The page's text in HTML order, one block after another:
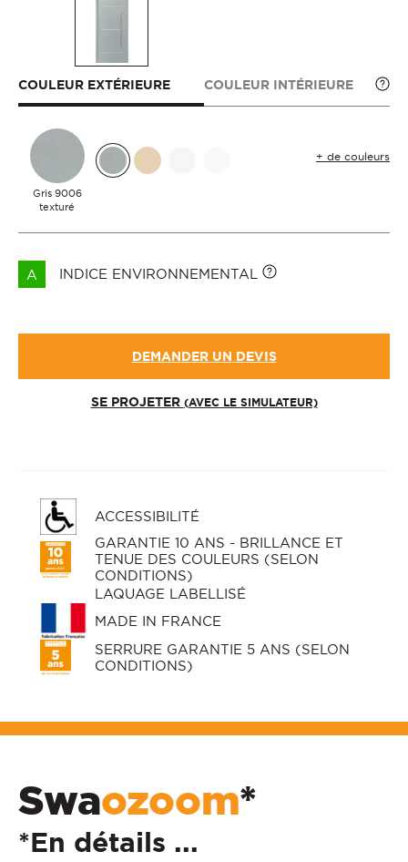
COULEUR EXTÉRIEURE COULEUR INTÉRIEURE
Gris 9006
texturé
+ de couleurs
A INDICE ENVIRONNEMENTAL
DEMANDER UN DEVIS
SE PROJETER (AVEC LE SIMULATEUR)
ACCESSIBILITÉ
GARANTIE 10 ANS - BRILLANCE ET
TENUE DES COULEURS (SELON
CONDITIONS)
LAQUAGE LABELLISÉ
MADE IN FRANCE
SERRURE GARANTIE 5 ANS (SELON
CONDITIONS)
Swaozoom*
*En détails ...